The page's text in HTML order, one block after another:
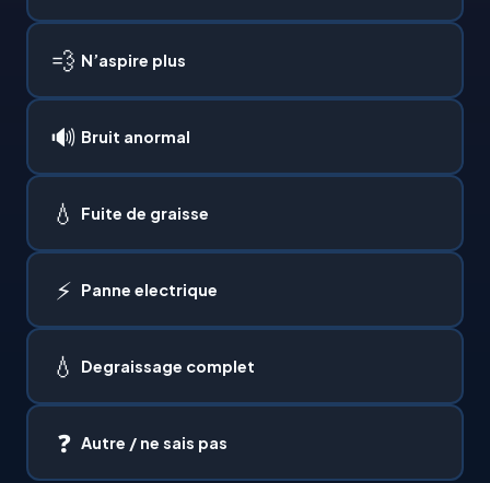
💨 N’aspire plus
🔊 Bruit anormal
💧 Fuite de graisse
⚡ Panne electrique
💧 Degraissage complet
❓ Autre / ne sais pas